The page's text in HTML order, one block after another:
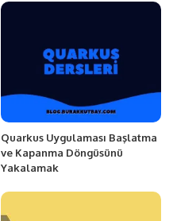
Quarkus Uygulaması Başlatma
ve Kapanma Döngüsünü
Yakalamak